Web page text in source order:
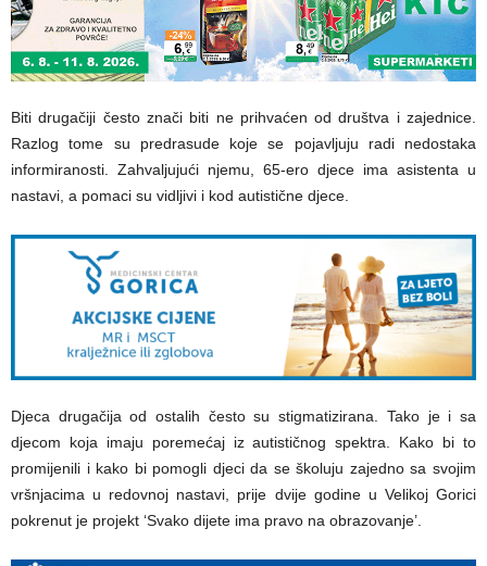
Biti drugačiji često znači biti ne prihvaćen od društva i zajednice.
Razlog tome su predrasude koje se pojavljuju radi nedostaka
informiranosti. Zahvaljujući njemu, 65-ero djece ima asistenta u
nastavi, a pomaci su vidljivi i kod autistične djece.
Djeca drugačija od ostalih često su stigmatizirana. Tako je i sa
djecom koja imaju poremećaj iz autističnog spektra. Kako bi to
promijenili i kako bi pomogli djeci da se školuju zajedno sa svojim
vršnjacima u redovnoj nastavi, prije dvije godine u Velikoj Gorici
pokrenut je projekt ‘Svako dijete ima pravo na obrazovanje’.